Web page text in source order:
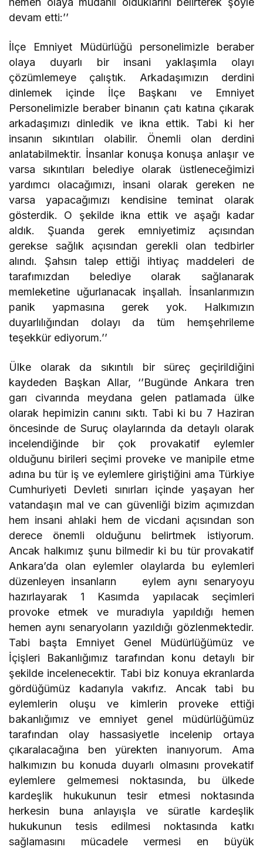
devam etti:’’
İlçe Emniyet Müdürlüğü personelimizle beraber
olaya duyarlı bir insani yaklaşımla olayı
çözümlemeye çalıştık. Arkadaşımızın derdini
dinlemek içinde İlçe Başkanı ve Emniyet
Personelimizle beraber binanın çatı katına çıkarak
arkadaşımızı dinledik ve ikna ettik. Tabi ki her
insanın sıkıntıları olabilir. Önemli olan derdini
anlatabilmektir. İnsanlar konuşa konuşa anlaşır ve
varsa sıkıntıları belediye olarak üstleneceğimizi
yardımcı olacağımızı, insani olarak gereken ne
varsa yapacağımızı kendisine teminat olarak
gösterdik. O şekilde ikna ettik ve aşağı kadar
aldık. Şuanda gerek emniyetimiz açısından
gerekse sağlık açısından gerekli olan tedbirler
alındı. Şahsın talep ettiği ihtiyaç maddeleri de
tarafımızdan belediye olarak sağlanarak
memleketine uğurlanacak inşallah. İnsanlarımızın
panik yapmasına gerek yok. Halkımızın
duyarlılığından dolayı da tüm hemşehrileme
teşekkür ediyorum.’’
Ülke olarak da sıkıntılı bir süreç geçirildiğini
kaydeden Başkan Allar, ‘’Bugünde Ankara tren
garı civarında meydana gelen patlamada ülke
olarak hepimizin canını sıktı. Tabi ki bu 7 Haziran
öncesinde de Suruç olaylarında da detaylı olarak
incelendiğinde bir çok provakatif eylemler
olduğunu birileri seçimi proveke ve manipile etme
adına bu tür iş ve eylemlere giriştiğini ama Türkiye
Cumhuriyeti Devleti sınırları içinde yaşayan her
vatandaşın mal ve can güvenliği bizim açımızdan
hem insani ahlaki hem de vicdani açısından son
derece önemli olduğunu belirtmek istiyorum.
Ancak halkımız şunu bilmedir ki bu tür provakatif
Ankara’da olan eylemler olaylarda bu eylemleri
düzenleyen insanların eylem aynı senaryoyu
hazırlayarak 1 Kasımda yapılacak seçimleri
provoke etmek ve muradıyla yapıldığı hemen
hemen aynı senaryoların yazıldığı gözlenmektedir.
Tabi başta Emniyet Genel Müdürlüğümüz ve
İçişleri Bakanlığımız tarafından konu detaylı bir
şekilde incelenecektir. Tabi biz konuya ekranlarda
gördüğümüz kadarıyla vakıfız. Ancak tabi bu
eylemlerin oluşu ve kimlerin proveke ettiği
bakanlığımız ve emniyet genel müdürlüğümüz
tarafından olay hassasiyetle incelenip ortaya
çıkaralacağına ben yürekten inanıyorum. Ama
halkımızın bu konuda duyarlı olmasını provekatif
eylemlere gelmemesi noktasında, bu ülkede
kardeşlik hukukunun tesir etmesi noktasında
herkesin buna anlayışla ve süratle kardeşlik
hukukunun tesis edilmesi noktasında katkı
sağlamasını mücadele vermesi en büyük